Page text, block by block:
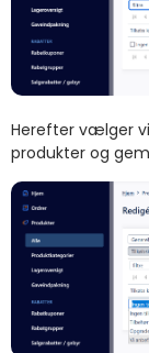
Herefter vælger
produkter og